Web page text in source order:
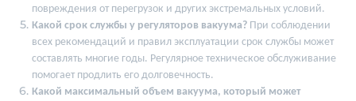
повреждения от перегрузок и других экстремальных условий.
Какой срок службы у регуляторов вакуума? При соблюдении
всех рекомендаций и правил эксплуатации срок службы может
составлять многие годы. Регулярное техническое обслуживание
помогает продлить его долговечность.
Какой максимальный объем вакуума, который может